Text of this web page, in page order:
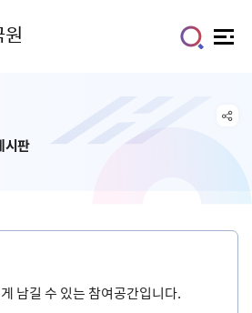
시판
남길 수 있는 참여공간입니다.